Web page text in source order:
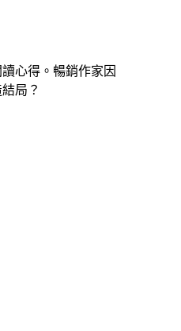
心得。暢銷作家因
局？